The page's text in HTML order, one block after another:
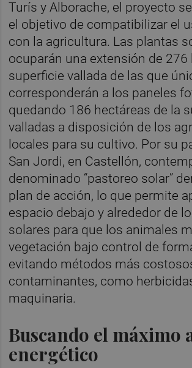
Turís y Alborache, el proyecto
el objetivo de compatibilizar el
con la agricultura. Las plantas
ocuparán una extensión de 276
superficie vallada de las que
corresponderán a los paneles
quedando 186 hectáreas de la
valladas a disposición de los
locales para su cultivo. Por su
San Jordi, en Castellón,
denominado “pastoreo solar”
plan de acción, lo que permite
espacio debajo y alrededor de
solares para que los animales
vegetación bajo control de
evitando métodos más
contaminantes, como
maquinaria.
Buscando el máximo
energético